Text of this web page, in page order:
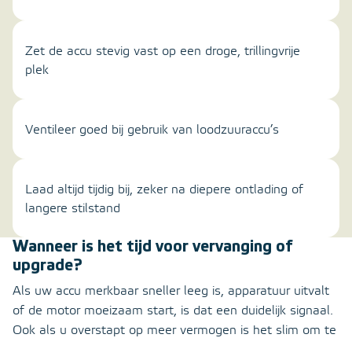
Zet de accu stevig vast op een droge, trillingvrije
plek
Ventileer goed bij gebruik van loodzuuraccu’s
Laad altijd tijdig bij, zeker na diepere ontlading of
langere stilstand
Wanneer is het tijd voor vervanging of
upgrade?
Als uw accu merkbaar sneller leeg is, apparatuur uitvalt
of de motor moeizaam start, is dat een duidelijk signaal.
Ook als u overstapt op meer vermogen is het slim om te